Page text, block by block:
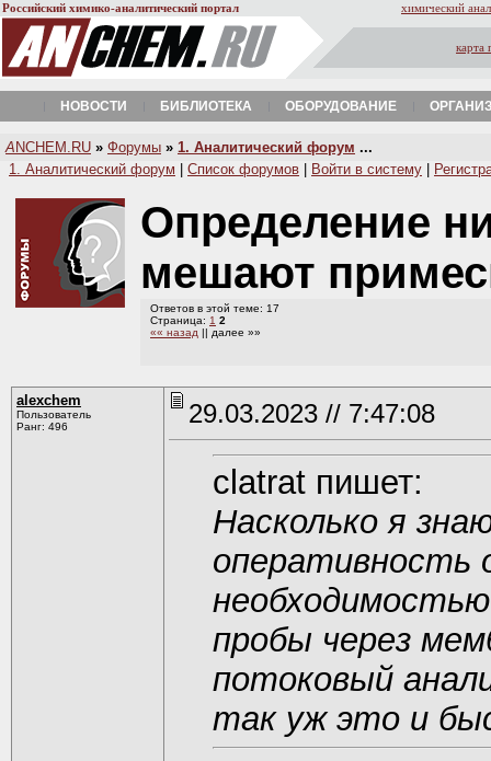
Российский химико-аналитический портал химический
карта
НОВОСТИ БИБЛИОТЕКА ОБОРУДОВАНИЕ
A NCHEM.RU » Форумы » 1. Аналитический форум ...
1. Аналитический форум
Список форумов Войти в систему
Определение
мешают
Ответов в этой теме: 17
Страница: 1 2
«« назад || далее »»
alexchem
Пользователь
Ранг: 496
29.03.2023 // 7:47:08
clatrat пишет:
Насколько я
оперативность
пробы через
потоковый
так уж это и